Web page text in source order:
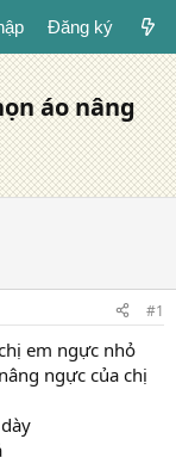
Đăng ký
áo nâng
#1
em ngực nhỏ
ngực của chị